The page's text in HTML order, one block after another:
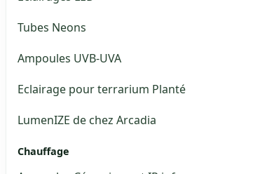
Tubes Neons
Ampoules UVB-UVA
Eclairage pour terrarium Planté
LumenIZE de chez Arcadia
Chauffage